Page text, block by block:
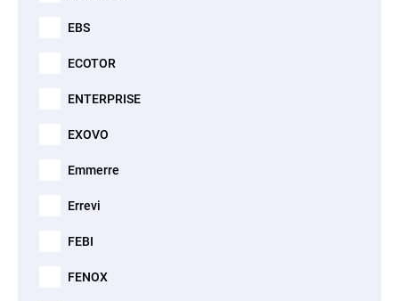
EBS
ECOTOR
ENTERPRISE
EXOVO
Emmerre
Errevi
FEBI
FENOX